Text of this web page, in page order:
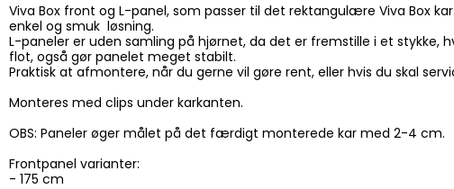
Viva Box front og L-panel, som passer til det rektangulære Viva Box
enkel og smuk løsning.
L-paneler er uden samling på hjørnet, da det er fremstille i et stykke,
flot, også gør panelet meget stabilt.
Praktisk at afmontere, når du gerne vil gøre rent, eller hvis du skal
Monteres med clips under karkanten.
OBS: Paneler øger målet på det færdigt monterede kar med 2-4 cm.
Frontpanel varianter:
- 175 cm